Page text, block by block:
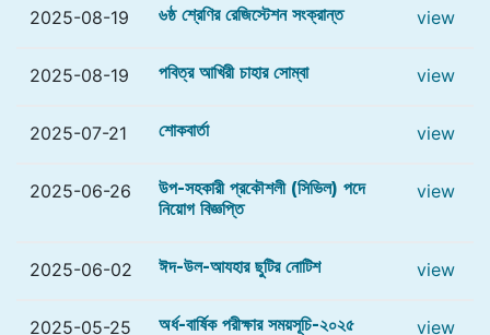
2025-08-19 ৬ষ্ঠ শ্রেণির রেজিস্টেশন সংক্রান্ত view
2025-08-19 পবিত্র আখিরী চাহার সোম্বা view
2025-07-21 শোকবার্তা view
2025-06-26
উপ-সহকারী প্রকৌশলী (সিভিল) পদে
নিয়োগ বিজ্ঞপ্তি
view
2025-06-02 ঈদ-উল-আযহার ছুটির নোটিশ view
2025-05-25 অর্ধ-বার্ষিক পরীক্ষার সময়সূচি-২০২৫ view